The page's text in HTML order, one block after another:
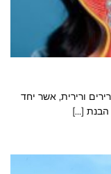
ורירית, אשר יחד
[...]